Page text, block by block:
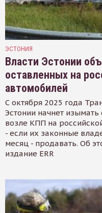
ЭСТОНИЯ
Власти Эстонии
оставленных на
автомобилей
С октября 2025 года
Эстонии начнет
возле КПП на
- если их законные
месяц - продавать. Об
издание ERR